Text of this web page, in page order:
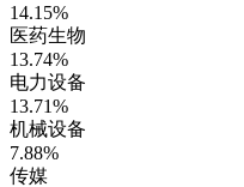
14.15%
医药生物
13.74%
电力设备
13.71%
机械设备
7.88%
传媒